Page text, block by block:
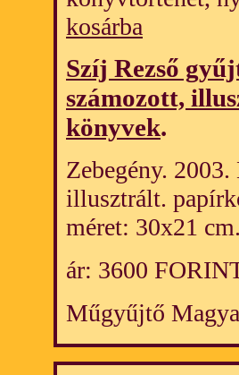
kosárba
Szíj Rezső
számozott,
könyvek.
Zebegény.
illusztrált.
méret: 30x21
ár: 3600
Műgyűjtő